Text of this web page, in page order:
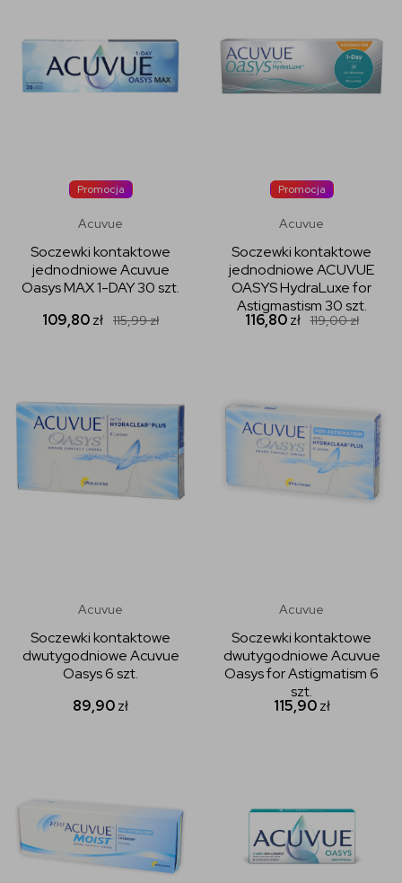
Promocja
Acuvue
Soczewki kontaktowe
jednodniowe Acuvue
Oasys MAX 1-DAY 30 szt.
109,80zł 115,99zł
Promocja
Acuvue
Soczewki kontaktowe
jednodniowe ACUVUE
OASYS HydraLuxe for
Astigmastism 30 szt.
116,80zł 119,00zł
Acuvue
Soczewki kontaktowe
dwutygodniowe Acuvue
Oasys 6 szt.
89,90zł
Acuvue
Soczewki kontaktowe
dwutygodniowe Acuvue
Oasys for Astigmatism 6
szt.
115,90zł